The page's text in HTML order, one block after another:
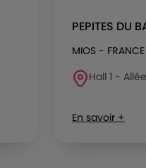
PEPITES DU
MIOS - FRANCE
Hall 1 -
En savoir +